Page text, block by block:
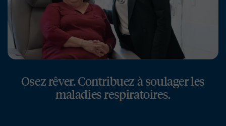
Osez rêver. Contribuez à soulager les
maladies respiratoires.